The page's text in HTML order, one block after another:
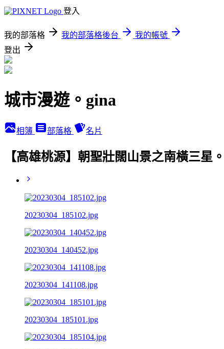
登入
我的部落格 我的部落格後台
我的帳號
登出
城市漫遊。gina
相簿 部落格 名片
【高雄桃源】朝聖壯闊山景之南橫三星
20230304_185102.jpg
20230304_140452.jpg
20230304_141108.jpg
20230304_185101.jpg